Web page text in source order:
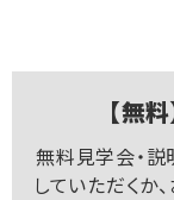
【無
無料見学会・
していただくか